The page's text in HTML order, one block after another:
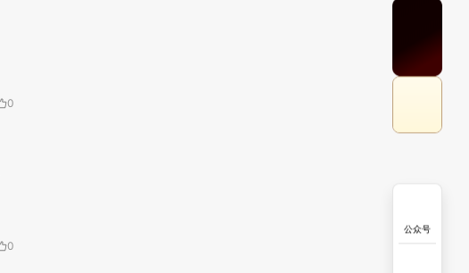
0
0
公众号